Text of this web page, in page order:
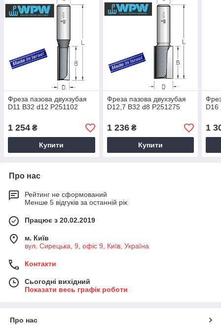
Фреза пазова двухзубая
D11 B32 d12 P251102
1 254 ₴
Купити
Фреза пазова двухзубая
D12,7 B32 d8 P251275
1 236₴
Купити
D16
1
Про нас
Рейтинг не сформований
Менше 5 відгуків за останній рік
Працює з 20.02.2019
м. Київ
вул. Сирецька, 9, офіс 9, Київ, Україна
Контакти
Сьогодні вихідний
Показати весь графік роботи
Про нас